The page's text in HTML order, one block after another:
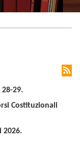
29.
Costituzionali
2026.